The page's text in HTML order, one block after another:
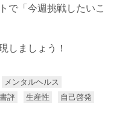
で「今週挑戦したいこ
しましょう！
メンタルヘルス
書評 生産性 自己啓発